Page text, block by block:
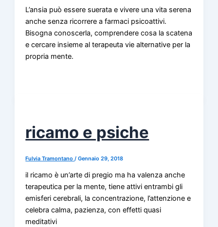
L’ansia può essere suerata e vivere una vita serena
anche senza ricorrere a farmaci psicoattivi.
Bisogna conoscerla, comprendere cosa la scatena
e cercare insieme al terapeuta vie alternative per la
propria mente.
ricamo e psiche
Fulvia Tramontano/Gennaio 29, 2018
il ricamo è un’arte di pregio ma ha valenza anche
terapeutica per la mente, tiene attivi entrambi gli
emisferi cerebrali, la concentrazione, l’attenzione e
celebra calma, pazienza, con effetti quasi
meditativi